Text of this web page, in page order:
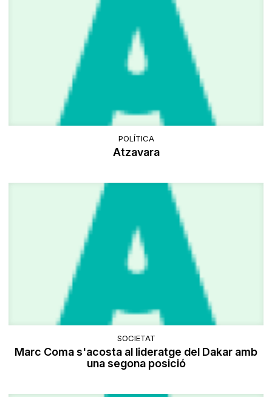
POLÍTICA
Atzavara
SOCIETAT
Marc Coma s'acosta al lideratge del Dakar amb
una segona posició